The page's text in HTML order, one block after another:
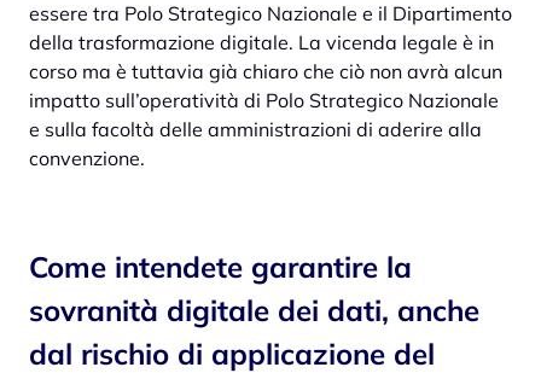
essere tra Polo Strategico Nazionale e il Dipartimento
della trasformazione digitale. La vicenda legale è in
corso ma è tuttavia già chiaro che ciò non avrà alcun
impatto sull’operatività di Polo Strategico Nazionale
e sulla facoltà delle amministrazioni di aderire alla
convenzione.
Come intendete garantire la
sovranità digitale dei dati, anche
dal rischio di applicazione del